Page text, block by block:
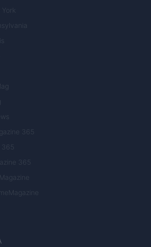
365
365
365